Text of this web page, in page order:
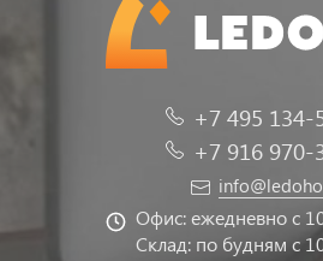
+7 495 134-
+7 916 970-
Офис: ежедневно с
Склад: по будням с